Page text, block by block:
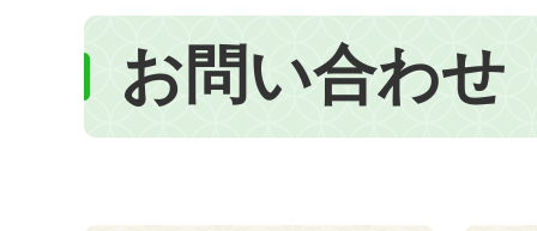
お問い合わせ